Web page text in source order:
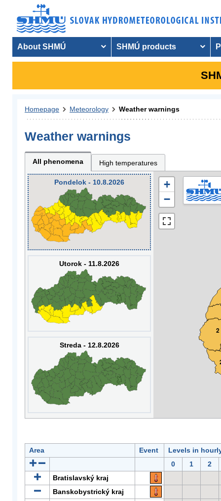
About SHMÚ SHMÚ products
Homepage Meteorology Weather warnings
Weather warnings
All phenomena High temperatures
Pondelok - 10.8.2026
Utorok - 11.8.2026
Streda - 12.8.2026
2
+
−
Area Event
Levels in
0
1
2
Bratislavský kraj
Banskobystrický kraj